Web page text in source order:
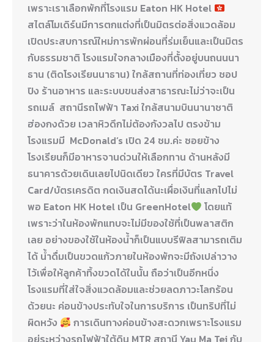
เพราะเราเลือกพักที่โรงแรม Eaton HK Hotel
สไตล์โมเดิร์นมีการตกแต่งที่เป็นมิตรต่อสิ่งแวดล้อม
เปิดประสบการณ์ใหม่การพักผ่อนที่ร่มเย็นและเป็นมิตร
กับธรรมชาติ โรงแรมใจกลางเมืองที่ตั้งอยู่บนถนนนา
ธาน (ติดโรงเรียนนาธาน) ใกล้สถานที่ท่องเที่ยว ชอป
ปิง ร้านอาหาร และระบบขนส่งสาธารณะไม่ว่าจะเป็น
รถเมล์ สถานีรถไฟฟ้า Taxi ใกล้สนามบินนานาชาติ
ฮ่องกงด้วย เวลาหิวดึกไม่ต้องกังวลไป ตรงข้าม
โรงแรมมี McDonald’s เปิด 24 ชม.ค่ะ ซอยข้าง
โรงเรียนก็มีอาหารจานด่วนให้เลือกทาน ด้านหลังมี
ธนาคารด้วยเดินเลยไปนิดเดียว ใครที่มีบัตร Travel
Card/บัตรเครดิต กดเงินสดได้นะเผื่อเงินที่แลกไปไม่
พอ Eaton HK Hotel เป็น GreenHotel
โดยแท้
เพราะว่าในห้องพักแทบจะไม่มีของใช้ที่เป็นพลาสติก
เลย อย่างของใช้ในห้องน้ำก็เป็นแบบรีฟิลสามารถเติม
ได้ น้ำดื่มเป็นขวดแก้วภายในห้องพักจะมีถังเปล่าวาง
ไว้เพื่อให้ลูกค้าทิ้งขวดได้ในนั้น ถือว่าเป็นอีกหนึ่ง
โรงแรมที่ใส่ใจสิ่งแวดล้อมและช่วยลดภาวะโลกร้อน
ด้วยนะ ค่อนข้างประทับใจในการบริการ เป็นทริปที่ไม่
ผิดหวัง
การเดินทางค่อนข้างสะดวกเพราะโรงแรม